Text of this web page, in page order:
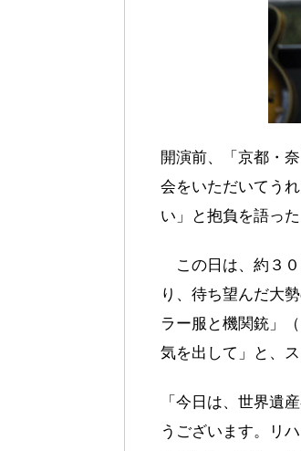
開演前、「京都・
会をいただいてう
い」と抱負を語った
この日は、約３０
り、待ち望んだ大
ラー服と機関銃」
気を出して」と、
「今日は、世界遺
うございます。リ